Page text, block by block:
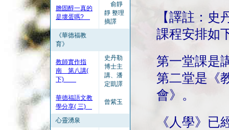
膽固醇一真的
是壞蛋嗎?
俞靜
靜 整理
摘譯
《華德福教
育》
教師實作指
南 第八講(
下)
史丹勒
博士主
講、潘
定凱譯
華德福語文教
學分享( 三)
曾紫玉
心靈湧泉
【譯註：
課程安排如
第一堂課是
第二堂是《
會》。
《人學》